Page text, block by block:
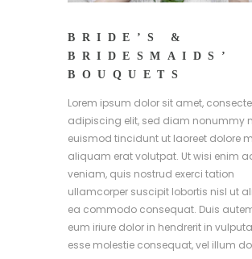
BRIDE’S &
BRIDESMAIDS’
BOUQUETS
Lorem ipsum dolor sit amet,
adipiscing elit, sed diam nonummy
euismod tincidunt ut laoreet dolore
aliquam erat volutpat. Ut wisi enim
veniam, quis nostrud exerci tation
ullamcorper suscipit lobortis nisl ut
ea commodo consequat. Duis
eum iriure dolor in hendrerit in
esse molestie consequat, vel illum